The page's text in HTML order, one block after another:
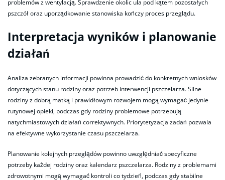
problemów z wentylacją. Sprawdzenie okolic ula pod kątem pozostałych
pszczół oraz uporządkowanie stanowiska kończy proces przeglądu.
Interpretacja wyników i planowanie
działań
Analiza zebranych informacji powinna prowadzić do konkretnych wniosków
dotyczących stanu rodziny oraz potrzeb interwencji pszczelarza. Silne
rodziny z dobrą matką i prawidłowym rozwojem mogą wymagać jedynie
rutynowej opieki, podczas gdy rodziny problemowe potrzebują
natychmiastowych działań correktywnych. Priorytetyzacja zadań pozwala
na efektywne wykorzystanie czasu pszczelarza.
Planowanie kolejnych przeglądów powinno uwzględniać specyficzne
potrzeby każdej rodziny oraz kalendarz pszczelarza. Rodziny z problemami
zdrowotnymi mogą wymagać kontroli co tydzień, podczas gdy stabilne